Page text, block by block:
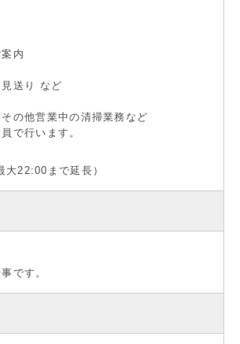
内
見送り など
の他営業中の清掃業務など
で行います。
22:00まで延長）
です。